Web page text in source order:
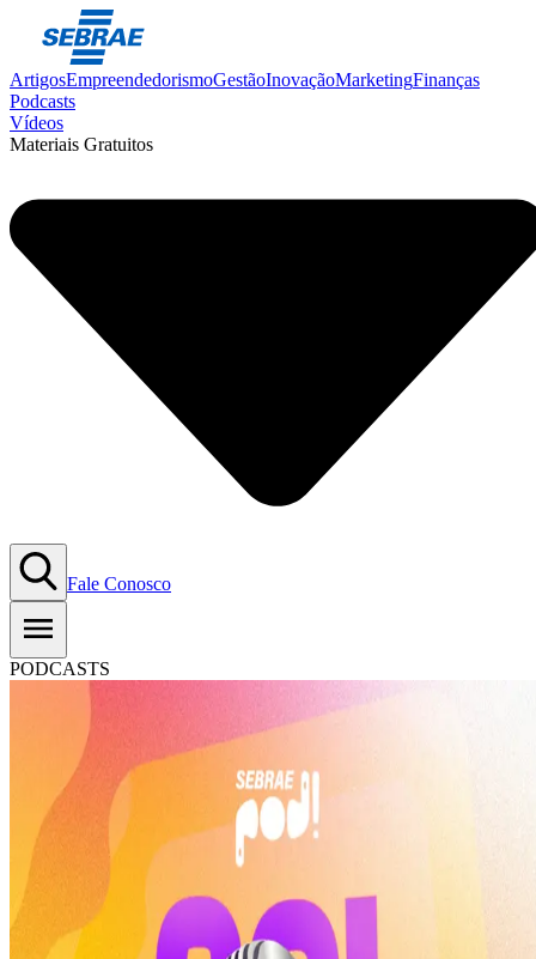
ArtigosEmpreendedorismoGestãoInovaçãoMarketingFinanças
Podcasts
Vídeos
Materiais Gratuitos
Fale Conosco
PODCASTS
#T8E05: SOL | Inteligência
Artificial e Gestão de Negócios
02.04.2026
Copiar Link
WhatsApp